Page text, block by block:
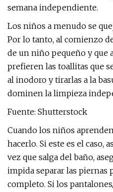
semana independiente.
Los niños a menudo se
Por lo tanto, al comienzo
de un niño pequeño y que
prefieren las toallitas que
al inodoro y tirarlas a la
dominen la limpieza
Fuente: Shutterstock
Cuando los niños
hacerlo. Si este es el caso,
vez que salga del baño,
impida separar las
completo. Si los